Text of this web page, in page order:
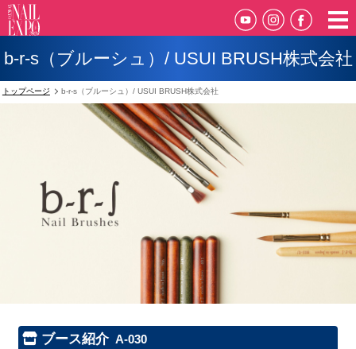
b-r-s（ブルーシュ）/ USUI BRUSH株式会社
トップページ b-r-s（ブルーシュ）/ USUI BRUSH株式会社
ブース紹介 A-030